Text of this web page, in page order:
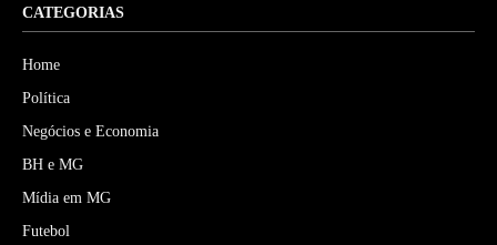
CATEGORIAS
Home
Política
Negócios e Economia
BH e MG
Mídia em MG
Futebol